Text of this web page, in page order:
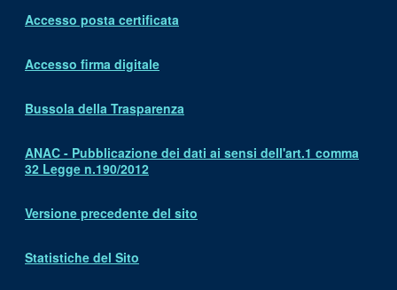
Accesso posta certificata
Accesso firma digitale
Bussola della Trasparenza
ANAC - Pubblicazione dei dati ai sensi dell'art.1 comma
32 Legge n.190/2012
Versione precedente del sito
Statistiche del Sito